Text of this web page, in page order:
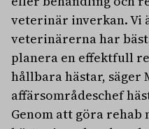
veterinär inverkan. Vi
veterinärerna har
planera en effektfull
hållbara hästar, säger
affärsområdeschef
Genom att göra